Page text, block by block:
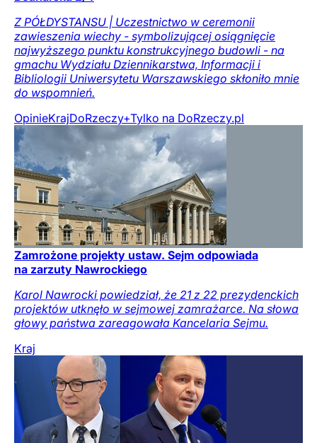
Z PÓŁDYSTANSU | Uczestnictwo w ceremonii
zawieszenia wiechy - symbolizującej osiągnięcie
najwyższego punktu konstrukcyjnego budowli - na
gmachu Wydziału Dziennikarstwa, Informacji i
Bibliologii Uniwersytetu Warszawskiego skłoniło mnie
do wspomnień.
OpinieKrajDoRzeczy+Tylko na DoRzeczy.pl
Zamrożone projekty ustaw. Sejm odpowiada
na zarzuty Nawrockiego
Karol Nawrocki powiedział, że 21 z 22 prezydenckich
projektów utknęło w sejmowej zamrażarce. Na słowa
głowy państwa zareagowała Kancelaria Sejmu.
Kraj